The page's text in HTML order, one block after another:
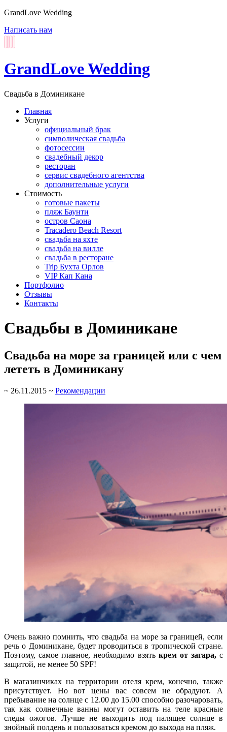
GrandLove Wedding
Написать нам
GrandLove Wedding
Свадьба в Доминикане
Главная
Услуги
официальный брак
символическая свадьба
фотосессии
свадебный декор
ресторан
сервис свадебного агентства
дополнительные услуги
Стоимость
готовые пакеты
пляж Баунти
остров Саона
Tracadero Beach Resort
свадьба на яхте
свадьба на вилле
свадьба в ресторане
Trip Бухта Орлов
VIP Кап Кана
Портфолио
Отзывы
Контакты
Свадьбы в Доминикане
Свадьба на море за границей или с чем
лететь в Доминикану
~ 26.11.2015 ~ Рекомендации
Очень важно помнить, что свадьба на море за границей, если
речь о Доминикане, будет проводиться в тропической стране.
Поэтому, самое главное, необходимо взять крем от загара,с
защитой, не менее 50 SPF!
В магазинчиках на территории отеля крем, конечно, также
присутствует. Но вот цены вас совсем не обрадуют. А
пребывание на солнце с 12.00 до 15.00 способно разочаровать,
так как солнечные ванны могут оставить на теле красные
следы ожогов. Лучше не выходить под палящее солнце в
знойный полдень и пользоваться кремом до выхода на пляж.